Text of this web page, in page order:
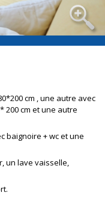
cm , une autre avec
200 cm et une autre
baignoire + wc et une
un lave vaisselle,